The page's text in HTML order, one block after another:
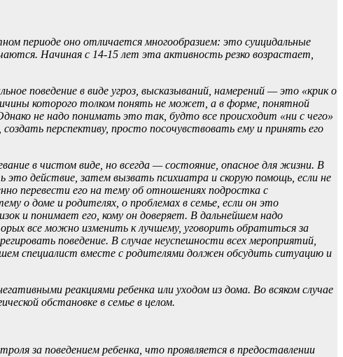
периоде оно отличается многообразием: это суицидальные
Начиная с 14-15 лет эта активность резко возрастает,
поведение в виде угроз, высказываний, намерений — это «крик о
которого толком понять не может, а в форме, понятной
не надо понимать это так, будто все происходит «ни с чего»
перспективу, просто посочувствовать ему и принять его
в чистом виде, но всегда — состояние, опасное для жизни. В
действие, затем вызвать психиатра и скорую помощь, если не
перевести его на тему об отношениях подростка с
о доме и родителях, о проблемах в семье, если он это
и понимает его, кому он доверяет. В дальнейшем надо
все можно изменить к лучшему, уговорить обратиться за
поведение. В случае неуспешности всех мероприятий,
специалист вместе с родителями должен обсудить ситуацию и
реакциями ребенка или уходом из дома. Во всяком случае
обстановке в семье в целом.
за поведением ребенка, что проявляется в предоставлении